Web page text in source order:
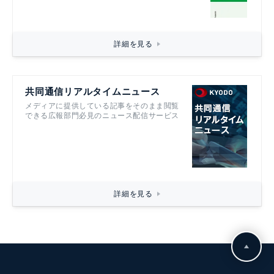
詳細を見る
共同通信リアルタイムニュース
メディアに提供している記事をそのまま閲覧
できる広報部門必見のニュース配信サービス
詳細を見る